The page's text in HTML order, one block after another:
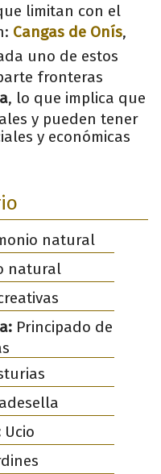
limitan con el
Cangas de Onís,
uno de estos
fronteras
, lo que implica que
y pueden tener
y económicas
natural
natural
Principado de
Ucio